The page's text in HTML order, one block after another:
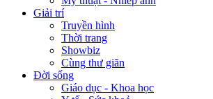
Giải trí
Truyền hình
Thời trang
Showbiz
Cùng thư giãn
Đời sống
Giáo dục - Khoa học